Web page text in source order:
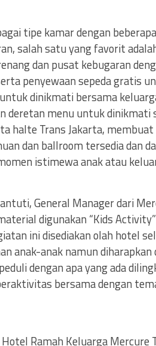
tipe kamar dengan
salah satu yang favorit
dan pusat kebugaran
penyewaan sepeda gratis
dinikmati bersama
deretan menu untuk dinikmati
halte Trans Jakarta,
dan ballroom tersedia dan
istimewa anak atau
General Manager dari
digunakan “Kids
ini disediakan olah hotel
anak-anak namun diharapkan
dengan apa yang ada
bersama dengan
Ramah Keluarga Mercure